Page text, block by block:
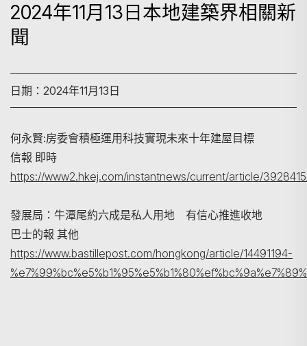
2024年11月13日本地建築界相關新
聞
日期：2024年11月13日
何永賢:房委會積極運用科技實現未來十年建屋目標
信報 即時
https://www2.hkej.com/instantnews/current/article/3928415/
發展局：牛潭尾約六成是私人用地 有信心推進收地
巴士的報 其他
https://www.bastillepost.com/hongkong/article/14491194-